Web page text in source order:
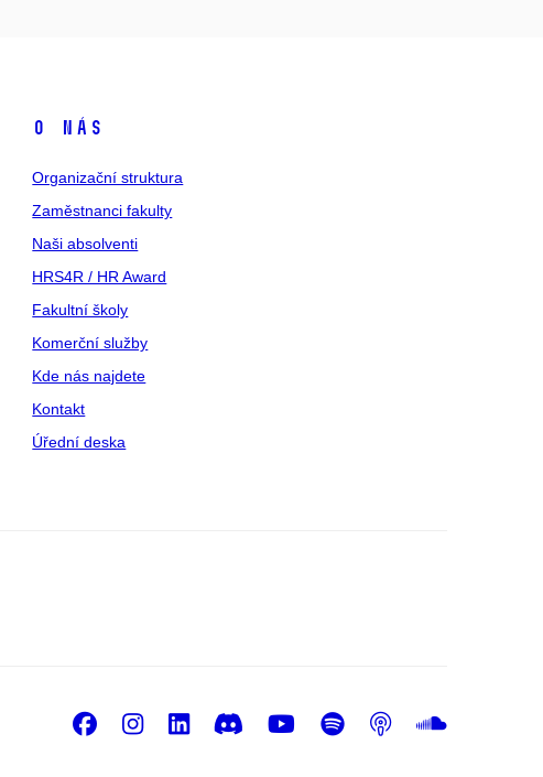
O nás
Organizační struktura
Zaměstnanci fakulty
Naši absolventi
HRS4R / HR Award
Fakultní školy
Komerční služby
Kde nás najdete
Kontakt
Úřední deska
Facebook
Instagram
LinkedIn
DiscordYoutube
Spotify
Podcast